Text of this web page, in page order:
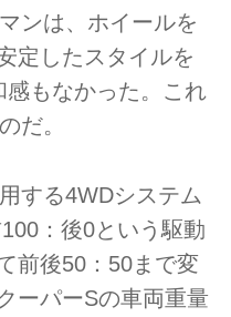
ンは、ホイールを
定したスタイルを
もなかった。これ
だ。
する4WDシステム
：後0という駆動
前後50：50まで変
ーパーSの車両重量